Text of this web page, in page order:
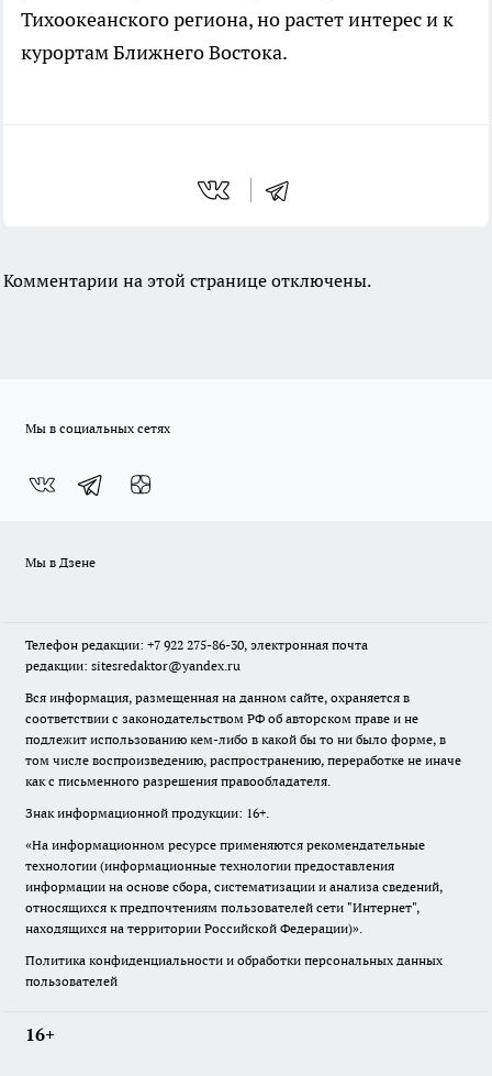
Тихоокеанского региона, но растет интерес и к
курортам Ближнего Востока.
Комментарии на этой странице отключены.
Мы в социальных сетях
Мы в Дзене
Телефон редакции: +7 922 275-86-30, электронная почта
редакции: sitesredaktor@yandex.ru
Вся информация, размещенная на данном сайте, охраняется в
соответствии с законодательством РФ об авторском праве и не
подлежит использованию кем-либо в какой бы то ни было форме, в
том числе воспроизведению, распространению, переработке не иначе
как с письменного разрешения правообладателя.
Знак информационной продукции: 16+.
«На информационном ресурсе применяются рекомендательные
технологии (информационные технологии предоставления
информации на основе сбора, систематизации и анализа сведений,
относящихся к предпочтениям пользователей сети "Интернет",
находящихся на территории Российской Федерации)».
Политика конфиденциальности и обработки персональных данных
пользователей
16+